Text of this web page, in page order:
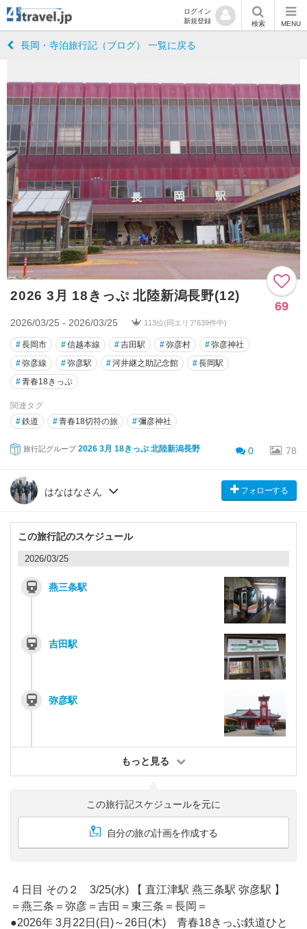
ログイン
新規登録
検索 MENU
長岡・寺泊旅行記（ブログ） 一覧に戻る
2026 3月 18きっぷ 北陸新潟長野(12)
69
2026/03/25 - 2026/03/25 113位(同エリア639件中)
#長岡市 #信越本線 #吉田駅 #弥彦村 #弥彦神社
#弥彦線 #弥彦駅 #河井継之助記念館 #長岡駅
#青春18きっぷ
関連タグ
#鉄道 #青春18切符の旅 #彌彦神社
旅行記グループ 2026 3月 18きっぷ 北陸新潟長野 0 78
はなはなさん フォローする
この旅行記のスケジュール
2026/03/25
燕三条駅
吉田駅
弥彦駅
もっと見る
この旅行記スケジュールを元に
自分の旅の計画を作成する
４日目 その２ 3/25(水) 【 直江津駅 燕三条駅 弥彦駅 】
＝燕三条＝弥彦＝吉田＝東三条＝長岡＝
●2026年 3月22日(日)～26日(木) 青春18きっぷ鉄道ひと